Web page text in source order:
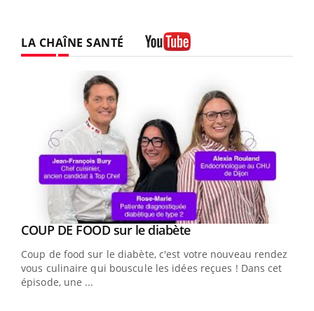
LA CHAÎNE SANTÉ
Youtube
COUP DE FOOD sur le diabèteYoutube
Coup de food sur le diabète, c'est votre nouveau rendez-
vous culinaire qui bouscule les idées reçues ! Dans cet
épisode, une ...